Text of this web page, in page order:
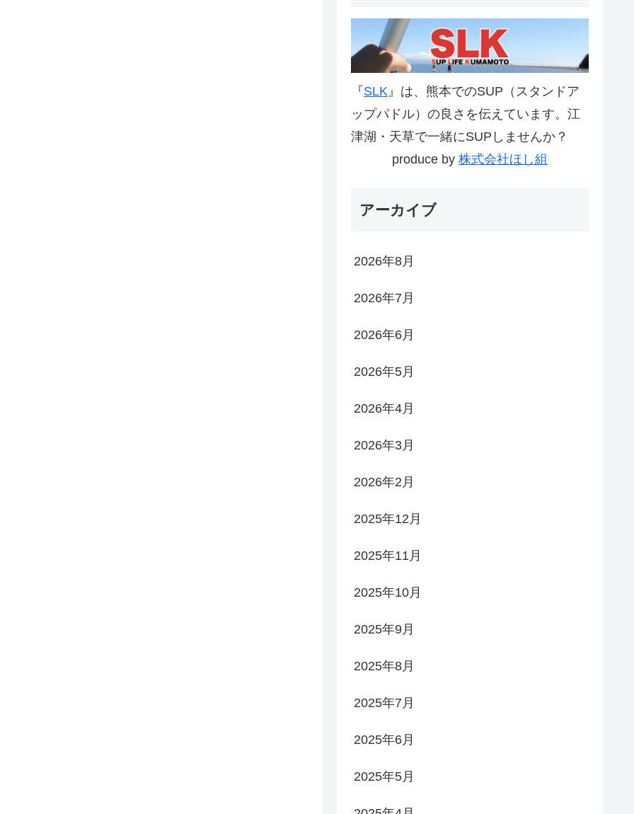
『SLK 』は、熊本でのSUP（スタンドア
ップパドル）の良さを伝えています。江
津湖・天草で一緒にSUPしませんか？
produce by 株式会社ほし組
アーカイブ
2026年8月
2026年7月
2026年6月
2026年5月
2026年4月
2026年3月
2026年2月
2025年12月
2025年11月
2025年10月
2025年9月
2025年8月
2025年7月
2025年6月
2025年5月